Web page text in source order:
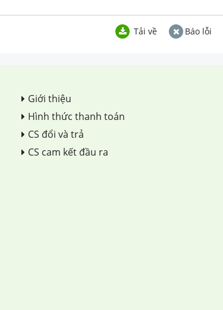
Tải về Báo lỗi
Giới thiệu
Hình thức thanh toán
CS đổi và trả
CS cam kết đầu ra